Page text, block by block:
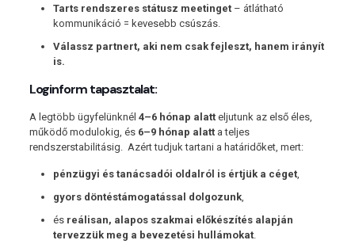
Tarts rendszeres státusz meetinget– átlátható
kommunikáció = kevesebb csúszás.
Válassz partnert, aki nem csak fejleszt, hanem irányít
is.
Loginform tapasztalat:
A legtöbb ügyfelünknél 4–6 hónap alatteljutunk az első éles,
működő modulokig, és 6–9 hónap alatta teljes
rendszerstabilitásig. Azért tudjuk tartani a határidőket, mert:
pénzügyi és tanácsadói oldalról is értjük a céget,
gyors döntéstámogatással dolgozunk,
és reálisan, alapos szakmai előkészítés alapján
tervezzük meg a bevezetési hullámokat.